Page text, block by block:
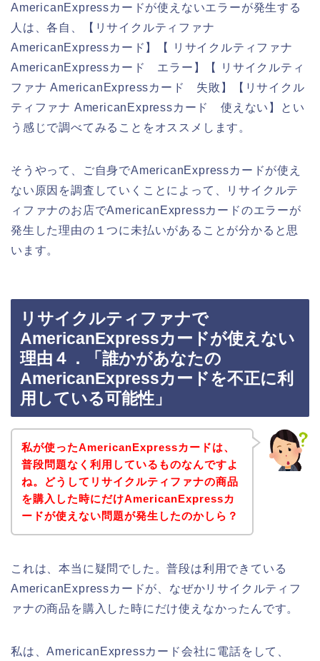
AmericanExpressカードが使えないエラーが発生する
人は、各自、【リサイクルティファナ
AmericanExpressカード】【 リサイクルティファナ
AmericanExpressカード エラー】【 リサイクルティ
ファナ AmericanExpressカード 失敗】【リサイクル
ティファナ AmericanExpressカード 使えない】とい
う感じで調べてみることをオススメします。
そうやって、ご自身でAmericanExpressカードが使え
ない原因を調査していくことによって、リサイクルテ
ィファナのお店でAmericanExpressカードのエラーが
発生した理由の１つに未払いがあることが分かると思
います。
リサイクルティファナで
AmericanExpressカードが使えない
理由４．「誰かがあなたの
AmericanExpressカードを不正に利
用している可能性」
私が使ったAmericanExpressカードは、
普段問題なく利用しているものなんですよ
ね。どうしてリサイクルティファナの商品
を購入した時にだけAmericanExpressカ
ードが使えない問題が発生したのかしら？
これは、本当に疑問でした。普段は利用できている
AmericanExpressカードが、なぜかリサイクルティフ
ァナの商品を購入した時にだけ使えなかったんです。
私は、AmericanExpressカード会社に電話をして、